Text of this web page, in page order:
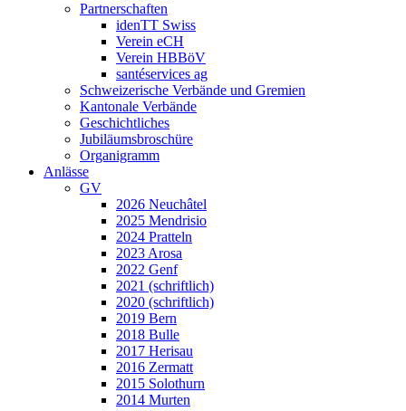
Partnerschaften
idenTT Swiss
Verein eCH
Verein HBBöV
santéservices ag
Schweizerische Verbände und Gremien
Kantonale Verbände
Geschichtliches
Jubiläumsbroschüre
Organigramm
Anlässe
GV
2026 Neuchâtel
2025 Mendrisio
2024 Pratteln
2023 Arosa
2022 Genf
2021 (schriftlich)
2020 (schriftlich)
2019 Bern
2018 Bulle
2017 Herisau
2016 Zermatt
2015 Solothurn
2014 Murten